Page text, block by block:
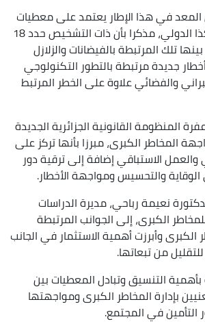
في هذا الإطار يعتمد على معطيات
السياقين الوطني وكذا الدولي، مذكرا بأن ذات التشخيص حدد 18
تلك المرتبطة بالفيضانات والزلازل
جديدة مرتبطة بالتطور التكنولوجي
والفضائي علاوة على الخطر المرتبط
المنظومة القانونية الجزائرية الجديدة
المخاطر الكبرى، مبرزا بأنها تركز على
الاستباقي إضافة إلى ترقية دور
والتحسيس ومواجهة الأخطار.
نعيمة رباحي، مديرة الدراسات
الكبرى، إلى الجوانب المرتبطة
الكبرى وأبرزت أهمية الاستثمار في الجانب
من تبعاتها.
التنسيق وتبادل المعطيات بين
بإدارة المخاطر الكبرى ومواجهتها
في المجتمع.